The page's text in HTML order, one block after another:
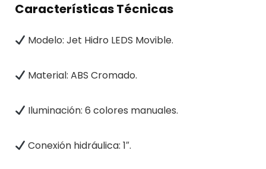
Características Técnicas
Modelo: Jet Hidro LEDS Movible.
Material: ABS Cromado.
Iluminación: 6 colores manuales.
Conexión hidráulica: 1″.